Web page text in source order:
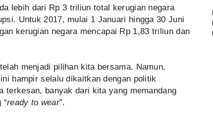
lebih dari Rp 3 triliun total kerugian negara
Untuk 2017, mulai 1 Januari hingga 30 Juni
kerugian negara mencapai Rp 1,83 triliun dan
menjadi pilihan kita bersama. Namun,
hampir selalu dikaitkan dengan politik
terkesan, banyak dari kita yang memandang
“ready to wear”.